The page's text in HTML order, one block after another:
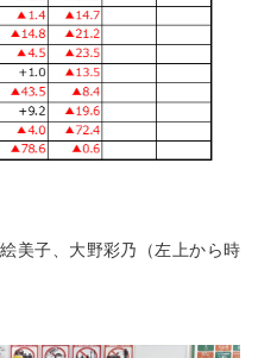
美子、大野彩乃（左上から時